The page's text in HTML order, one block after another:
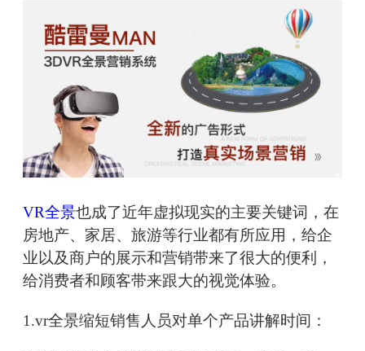
VR全景也成了近年虚拟现实的主要关键词，在
房地产、家居、旅游等行业都有所应用，给企
业以及商户的展示和营销带来了很大的便利，
给消费者和顾客带来跟大的视觉体验。
1.vr全景缩短销售人员对单个产品讲解时间：